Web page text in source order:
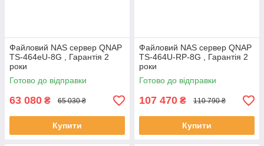
Файловий NAS сервер QNAP
TS-464eU-8G , Гарантія 2
роки
Готово до відправки
63 080 ₴ 65 030 ₴
Купити
Файловий NAS сервер QNAP
TS-464U-RP-8G , Гарантія 2
роки
Готово до відправки
107 470 ₴ 110 790 ₴
Купити